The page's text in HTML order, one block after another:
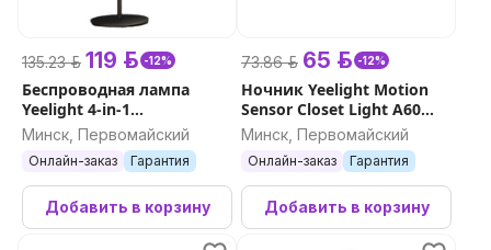
135.23 р. 119 р. -12%
Беспроводная лампа
Yeelight 4-in-1
Rechargeable Desk Lamp
(черный)
Минск, Первомайский
Онлайн-заказ Гарантия
Добавить в корзину
73.86 р. 65 р. -12%
Ночник Yeelight Motion
Sensor Closet Light A60
(Черный)
Минск, Первомайский
Онлайн-заказ Гарантия
Добавить в корзину